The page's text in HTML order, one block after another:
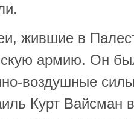
жившие в
армию. Он
воздушные
Курт Вайсман